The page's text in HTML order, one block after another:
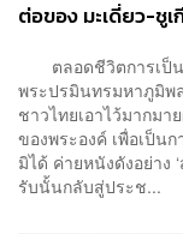
ต่อของ มะเดี่ยว-ชู
ตลอดชีวิตการเป็น
พระปรมินทรมหาภูมิพ
ชาวไทยเอาไว้มากม
ของพระองค์ เพื่อเป็
มิได้ ค่ายหนังดังอย่าง
รับนั้นกลับสู่ประช...